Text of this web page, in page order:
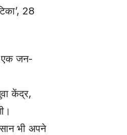
28
एक जन-
केंद्र,
भी अपने